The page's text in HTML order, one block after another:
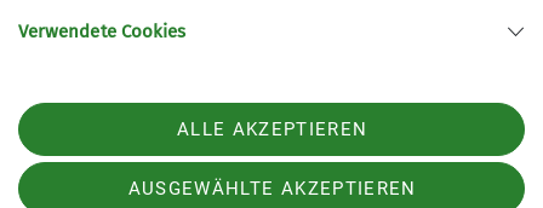
Verwendete Cookies
ALLE AKZEPTIEREN
AUSGEWÄHLTE AKZEPTIEREN